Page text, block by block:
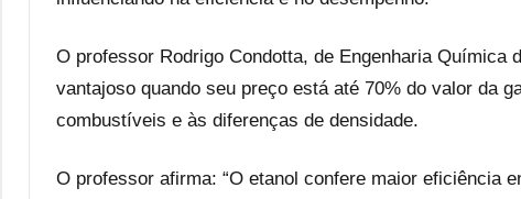
O professor Rodrigo Condotta, de Engenharia Química
vantajoso quando seu preço está até 70% do valor da
combustíveis e às diferenças de densidade.
O professor afirma: “O etanol confere maior eficiência